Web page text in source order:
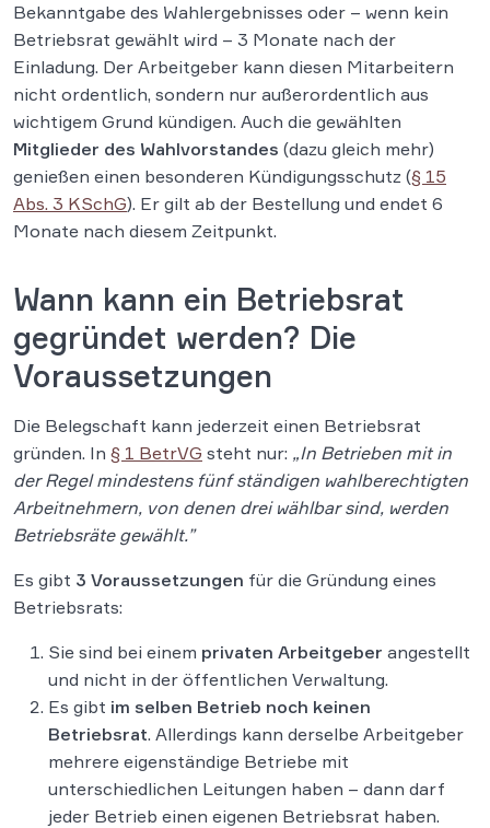
Bekanntgabe des Wahlergebnisses oder – wenn kein
Betriebsrat gewählt wird – 3 Monate nach der
Einladung. Der Arbeitgeber kann diesen Mitarbeitern
nicht ordentlich, sondern nur außerordentlich aus
wichtigem Grund kündigen. Auch die gewählten
Mitglieder des Wahlvorstandes (dazu gleich mehr)
genießen einen besonderen Kündigungsschutz (§ 15
Abs. 3 KSchG). Er gilt ab der Bestellung und endet 6
Monate nach diesem Zeitpunkt.
Wann kann ein Betriebsrat
gegründet werden? Die
Voraussetzungen
Die Belegschaft kann jederzeit einen Betriebsrat
gründen. In § 1 BetrVG steht nur: „In Betrieben mit in
der Regel mindestens fünf ständigen wahlberechtigten
Arbeitnehmern, von denen drei wählbar sind, werden
Betriebsräte gewählt.”
Es gibt 3 Voraussetzungen für die Gründung eines
Betriebsrats:
Sie sind bei einem privaten Arbeitgeber angestellt
und nicht in der öffentlichen Verwaltung.
Es gibt im selben Betrieb noch keinen
Betriebsrat. Allerdings kann derselbe Arbeitgeber
mehrere eigenständige Betriebe mit
unterschiedlichen Leitungen haben – dann darf
jeder Betrieb einen eigenen Betriebsrat haben.